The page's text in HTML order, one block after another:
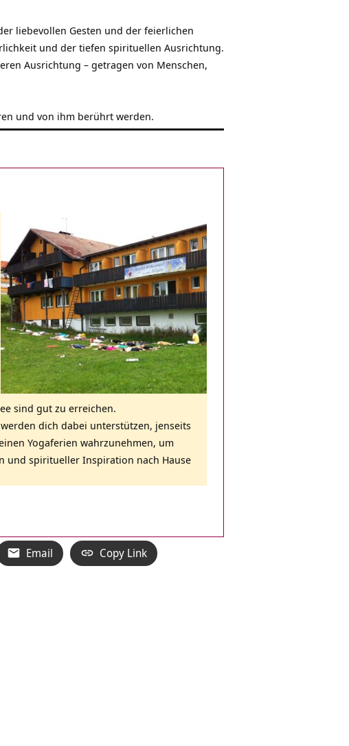
liebevollen Gesten und der feierlichen
und der tiefen spirituellen Ausrichtung.
Ausrichtung – getragen von Menschen,
und von ihm berührt werden.
sind gut zu erreichen.
dich dabei unterstützen, jenseits
Yogaferien wahrzunehmen, um
und spiritueller Inspiration nach Hause
Email Copy Link